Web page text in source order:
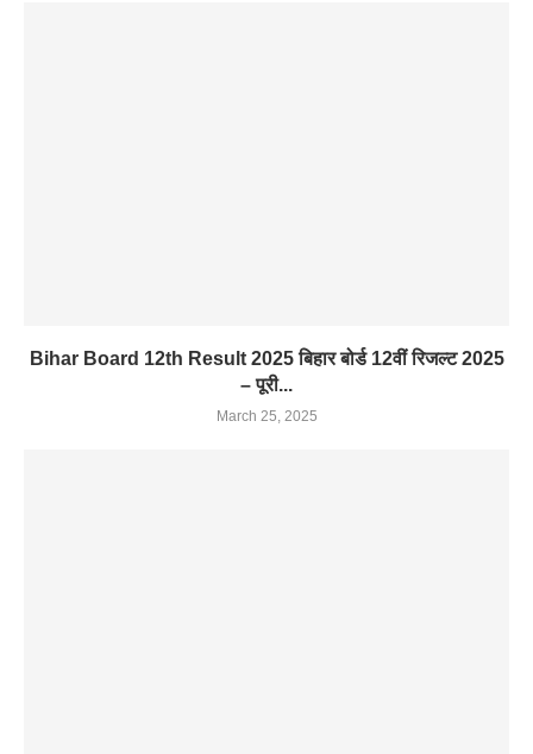
Bihar Board 12th Result 2025 बिहार बोर्ड 12वीं रिजल्ट 2025
– पूरी...
March 25, 2025